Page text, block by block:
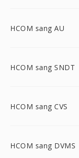
HCOM sang AU
HCOM sang SNDT
HCOM sang CVS
HCOM sang DVMS